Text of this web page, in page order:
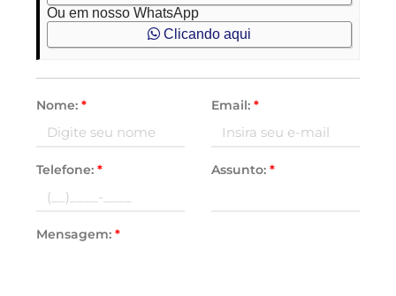
Ou em nosso WhatsApp
Clicando aqui
Nome:* Email: *
Telefone:* Assunto: *
Mensagem:*